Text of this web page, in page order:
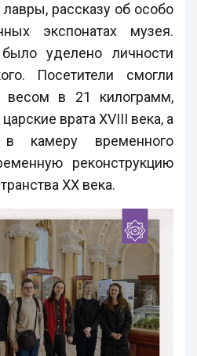
рассказу об особо
экспонатах музея.
уделено личности
Посетители смогли
весом в 21 килограмм,
врата XVIII века, а
в камеру временного
реконструкцию
XX века.